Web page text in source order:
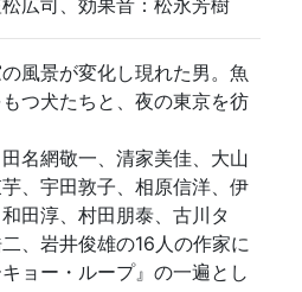
風景が変化し現れた男。魚
つ犬たちと、夜の東京を彷
名網敬一、清家美佳、大山
、宇田敦子、相原信洋、伊
田淳、村田朋泰、古川タ
、岩井俊雄の16人の作家に
ョー・ループ』の一遍とし